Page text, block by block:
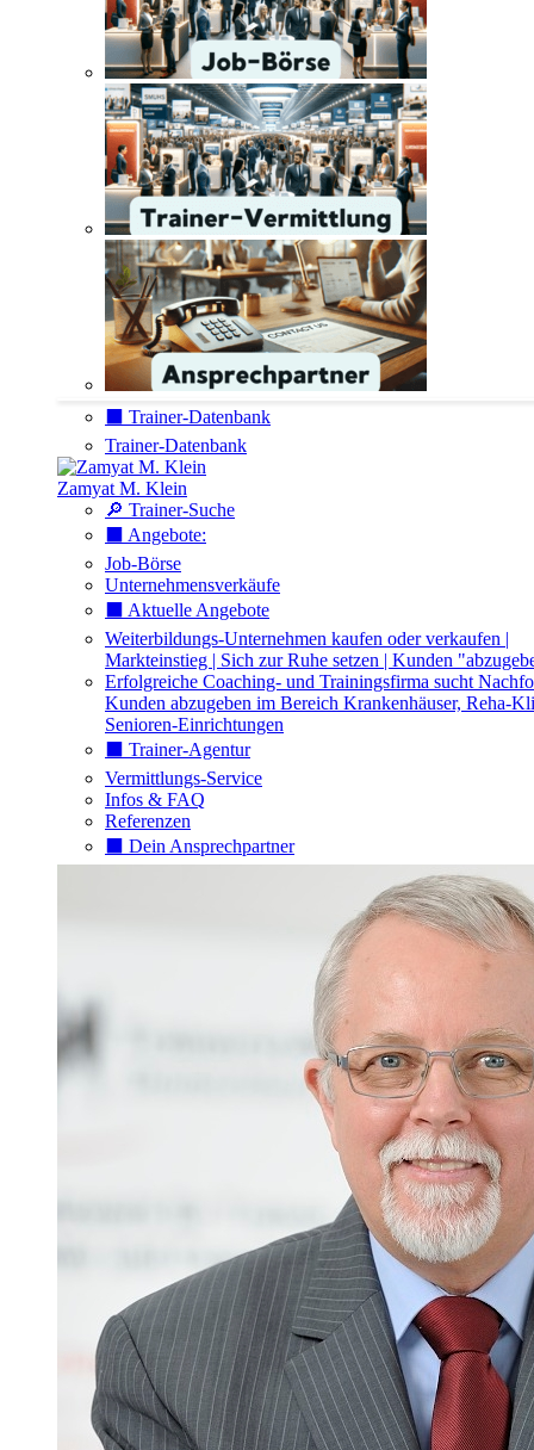
⬛️ Trainer-Datenbank
Trainer-Datenbank
Zamyat M. Klein
🔎 Trainer-Suche
⬛️ Angebote:
Job-Börse
Unternehmensverkäufe
⬛️ Aktuelle Angebote
Weiterbildungs-Unternehmen kaufen oder verkaufen |
Markteinstieg | Sich zur Ruhe setzen | Kunden
Erfolgreiche Coaching- und Trainingsfirma sucht
Kunden abzugeben im Bereich Krankenhäuser, Reha-
Senioren-Einrichtungen
⬛️ Trainer-Agentur
Vermittlungs-Service
Infos & FAQ
Referenzen
⬛️ Dein Ansprechpartner